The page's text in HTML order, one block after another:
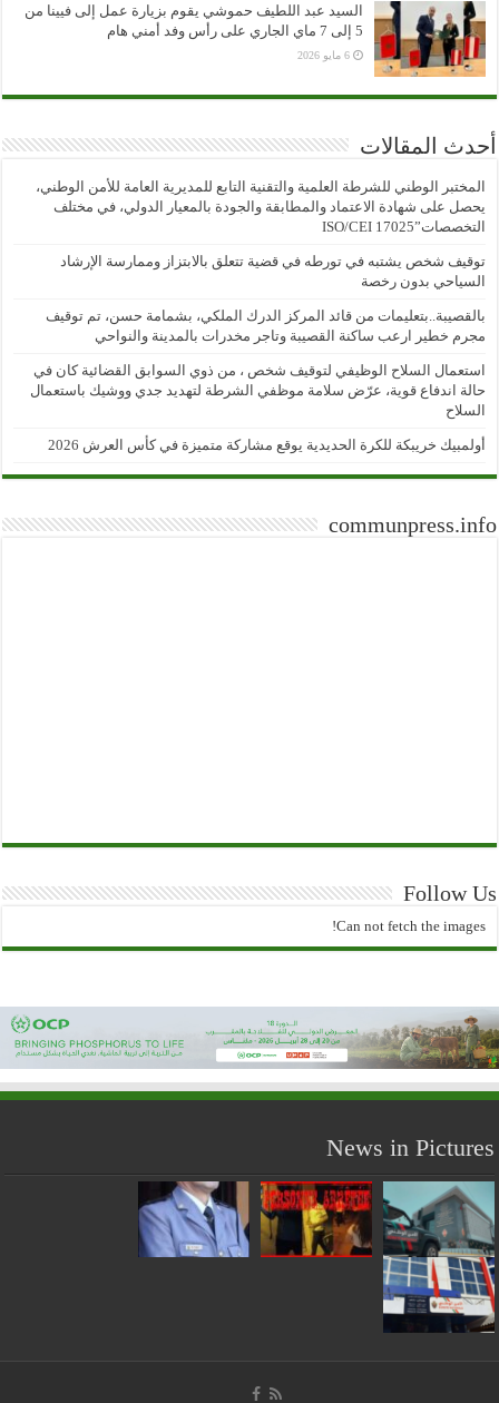
السيد عبد اللطيف حموشي يقوم بزيارة عمل إلى فيينا من
5 إلى 7 ماي الجاري على رأس وفد أمني هام
6 مايو 2026
أحدث المقالات
المختبر الوطني للشرطة العلمية والتقنية التابع للمديرية العامة للأمن الوطني،
يحصل على شهادة الاعتماد والمطابقة والجودة بالمعيار الدولي، في مختلف
التخصصات”ISO/CEI 17025
توقيف شخص يشتبه في تورطه في قضية تتعلق بالابتزاز وممارسة الإرشاد
السياحي بدون رخصة
بالقصيبة..بتعليمات من قائد المركز الدرك الملكي، بشمامة حسن، تم توقيف
مجرم خطير ارعب ساكنة القصيبة وتاجر مخدرات بالمدينة والنواحي
استعمال السلاح الوظيفي لتوقيف شخص ، من ذوي السوابق القضائية كان في
حالة اندفاع قوية، عرّض سلامة موظفي الشرطة لتهديد جدي ووشيك باستعمال
السلاح
أولمبيك خريبكة للكرة الحديدية يوقع مشاركة متميزة في كأس العرش 2026
communpress.info
Follow Us
Can not fetch the images!
News in Pictures